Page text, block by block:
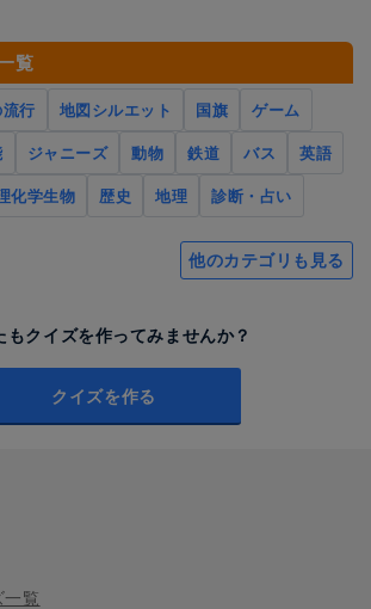
覧
行 地図シルエット 国旗
ゲーム
ジャニーズ 動物 鉄道 バス
英語
化学生物 歴史 地理 診断・占い
他のカテゴリも見る
もクイズを作ってみませんか？
クイズを作る
一覧